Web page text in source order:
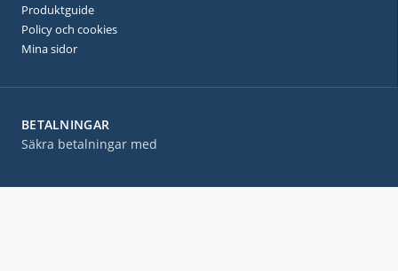
BETALNINGAR
Säkra betalningar med
Produktguide
Policy och cookies
Mina sidor